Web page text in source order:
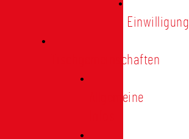
Einwilligung
Tischgemeinschaften
Allgemeine